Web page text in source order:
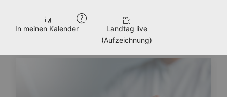
In meinen Kalender
Landtag live
(Aufzeichnung)
ENTDECKEN
PERSONEN
VERANSTALTUNGEN
LANDTAG LIVE